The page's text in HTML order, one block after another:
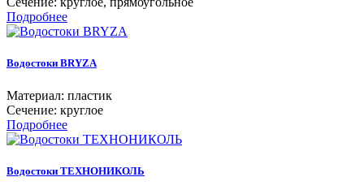
Подробнее
Водостоки BRYZA
Материал: пластик
Сечение: круглое
Подробнее
Водостоки ТЕХНОНИКОЛЬ